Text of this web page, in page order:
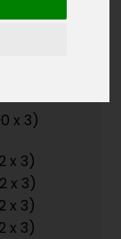
x 3)
x 3)
x 3)
x 3)
x 3)